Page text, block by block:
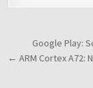
Google Play:
← ARM Cortex A72: